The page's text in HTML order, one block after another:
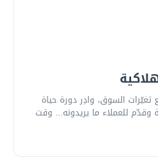
السوق، وادِر دورة حياة
وقدّم للعملاء ما يريدونه... وقت